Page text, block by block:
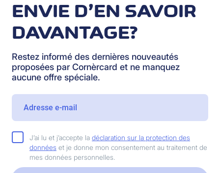
ENVIE D’EN SAVOIR
DAVANTAGE?
Restez informé des dernières nouveautés
proposées par Cornèrcard et ne manquez
aucune offre spéciale.
J’ai lu et j’accepte la déclaration sur la protection des
données et je donne mon consentement au traitement de
mes données personnelles.